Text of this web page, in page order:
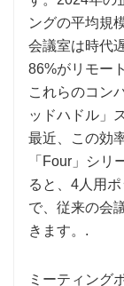
ングの平均規
会議室は時代
86%がリモー
これらのコン
ッドハドル」
最近、この効
「Four」シリ
ると、4人用
で、従来の会
きます。.
ミーティング